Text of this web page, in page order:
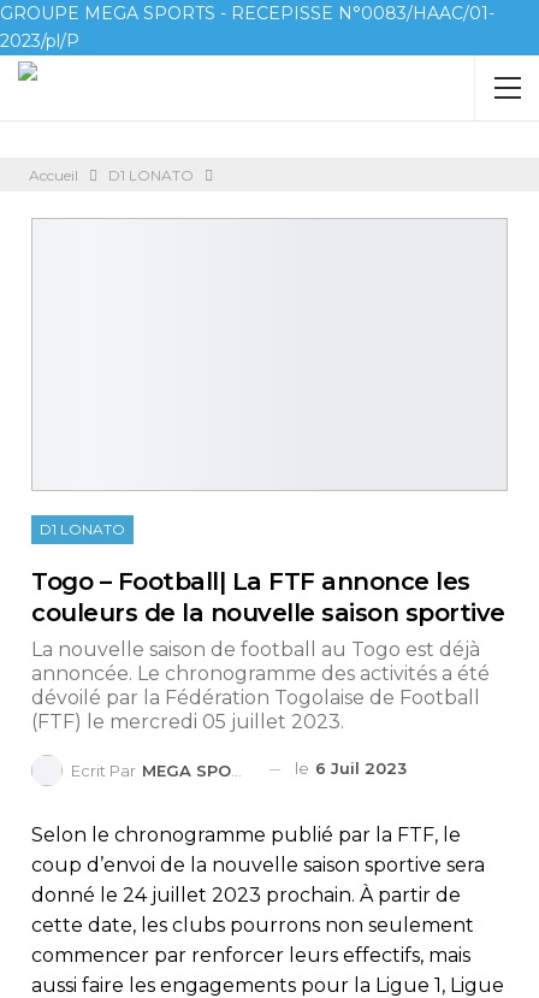
GROUPE MEGA SPORTS - RECEPISSE N°0083/HAAC/01-
2023/pl/P
Accueil D1 LONATO
D1 LONATO
Togo – Football| La FTF annonce les
couleurs de la nouvelle saison sportive
La nouvelle saison de football au Togo est déjà
annoncée. Le chronogramme des activités a été
dévoilé par la Fédération Togolaise de Football
(FTF) le mercredi 05 juillet 2023.
Ecrit Par MEGA SPORTS le 6 Juil 2023
Selon le chronogramme publié par la FTF, le
coup d’envoi de la nouvelle saison sportive sera
donné le 24 juillet 2023 prochain. À partir de
cette date, les clubs pourrons non seulement
commencer par renforcer leurs effectifs, mais
aussi faire les engagements pour la Ligue 1, Ligue